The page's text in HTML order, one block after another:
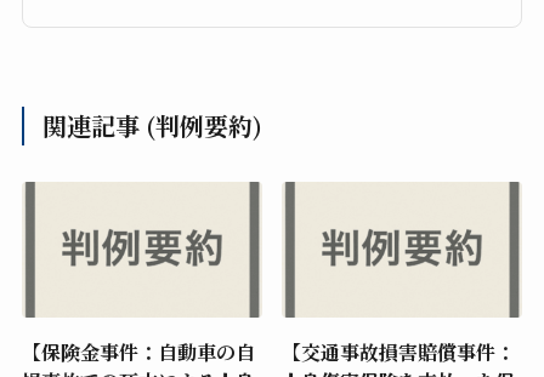
関連記事 (判例要約)
【保険金事件：自動車の自
【交通事故損害賠償事件：